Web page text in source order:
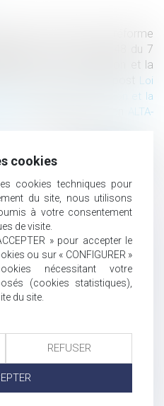
en vigueur de la réforme
la loi n° 2026-248 du 7
la sortie de l’indivision et la
» vient […] The post Loi
la sortie de l’indivision et la
ALTA-
par le tuteur au nom du
en France de la filiation
la victime et partage de
de l’action en
de vente immobilière : une
prescription quinquennale
cookies
cookies techniques pour
du site, nous utilisons
à votre consentement
de visite.
» pour accepter le
ou sur « CONFIGURER »
nécessitant votre
(cookies statistiques),
du site.
REFUSER